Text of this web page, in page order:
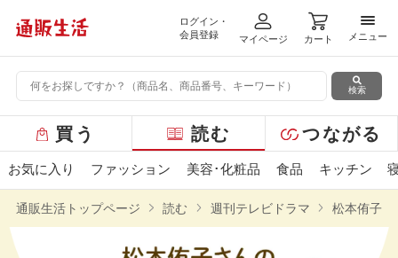
ログイン・
会員登録
マイページ カート
メニ
メニュー
検索
ー
バ
ニ
買う 読む つながる
お気に入り ファッション 美容･化粧品 食品 キッチン
通販生活トップページ 読む 週刊テレビドラマ 松本侑子さ